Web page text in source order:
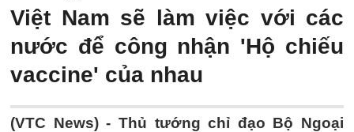
Việt Nam sẽ làm việc với các
nước để công nhận 'Hộ chiếu
vaccine' của nhau
(VTC News) - Thủ tướng chỉ đạo Bộ Ngoại